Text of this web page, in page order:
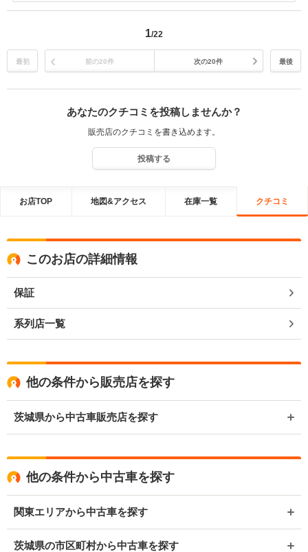
客様にご満足頂けるサービス、商品をご提供出来る様、スタッフ一同
す。 この度は誠に有難うございました。カーバンクライトスタッフ一
同
1/22
最初 前の20件 次の20件 最後
あなたのクチコミを投稿しませんか？
販売店のクチコミを書き込めます。
投稿する
お店TOP 地図&アクセス 在庫一覧 クチコミ
このお店の詳細情報
保証
系列店一覧
他の条件から販売店を探す
茨城県から中古車販売店を探す
他の条件から中古車を探す
関東エリアから中古車を探す
茨城県の市区町村から中古車を探す